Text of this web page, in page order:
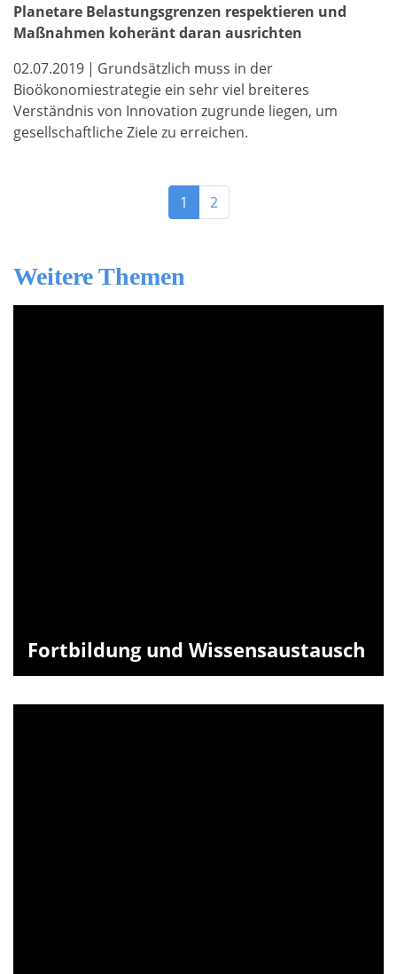
Planetare Belastungsgrenzen respektieren und
Maßnahmen koheränt daran ausrichten
02.07.2019 | Grundsätzlich muss in der
Bioökonomiestrategie ein sehr viel breiteres
Verständnis von Innovation zugrunde liegen, um
gesellschaftliche Ziele zu erreichen.
1 2
Weitere Themen
Fortbildung und Wissensaustausch